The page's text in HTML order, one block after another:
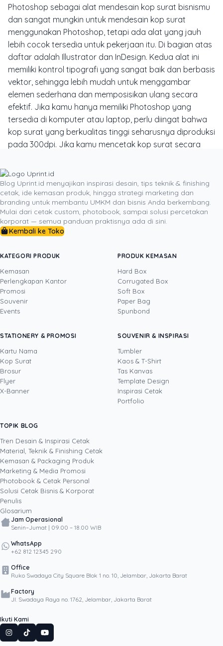
Photoshop sebagai alat mendesain kop surat bisnismu
dan sangat mungkin untuk mendesain kop surat
menggunakan Photoshop, tetapi ada alat yang jauh
lebih cocok tersedia untuk pekerjaan itu. Di bagian atas
daftar adalah Illustrator dan InDesign. Kedua alat ini
memiliki kontrol tipografi yang sangat baik dan berbasis
vektor, sehingga lebih mudah untuk menggambar
elemen sederhana dan memposisikan ulang secara
efektif. Jika kamu hanya memiliki Photoshop yang
tersedia di komputer atau laptop, perlu diingat bahwa
kop surat yang berkualitas tinggi seharusnya diproduksi
pada 300dpi. Jika kamu mencetak kop surat secara
mengkonsultasikan dengan pemasok kebutuhan cetak
kantormu. Namun jika kamu memilih Uprint.id sebagai
rekananmu, kami jamin semua urusan kop suratmu
akan berakhir dengan indah. Kop surat yang indah
dapat membuat perbedaan bagi kesuksesan branding
bisnismu. Maka camkan baik-baik 9 tips mendesain kop
salam sukses!
DITULIS OLEH
· Cofounder
Uprint.id, pakar dengan pengalaman lebih dari
20 tahun yang menguasai tiga disiplin
sekaligus: produksi percetakan dan kemasan
(offset, digital printing, quality control), digital
marketing, serta pemrograman dan AI. Ia
memahami bisnis cetak langsung dari lantai
produksi sampai baris kode, dari menghitung
sampai kemasan produk, selalu dengan
kacamata data dan dampak bisnis nyata.
Lihat profil →
Popular
Blog Uprint.id menyajikan inspirasi desain, tips teknik & finishing
cetak, ide kemasan produk, hingga strategi marketing dan
branding untuk membantu UMKM dan bisnis Anda berkembang.
Mulai dari cetak custom, photobook, sampai solusi percetakan
korporat — semua panduan praktisnya ada di sini.
Kembali ke Toko
KATEGORI PRODUK
Kemasan
Perlengkapan Kantor
Promosi
Souvenir
Events
PRODUK KEMASAN
Hard Box
Corrugated Box
Soft Box
Paper Bag
Spunbond
STATIONERY & PROMOSI
Kartu Nama
Kop Surat
Brosur
Flyer
X-Banner
SOUVENIR & INSPIRASI
Tumbler
Kaos & T-Shirt
Tas Kanvas
Template Design
Inspirasi Cetak
Portfolio
TOPIK BLOG
Tren Desain & Inspirasi Cetak
Material, Teknik & Finishing Cetak
Kemasan & Packaging Produk
Marketing & Media Promosi
Photobook & Cetak Personal
Solusi Cetak Bisnis & Korporat
Penulis
Glosarium
Jam Operasional
Senin–Jumat | 09.00 – 18.00 WIB
WhatsApp
+62 812 12345 290
Office
Ruko Swadaya City Square Blok 1 no. 10, Jelambar, Jakarta Barat
Factory
Jl. Swadaya Raya no. 1762, Jelambar, Jakarta Barat
Ikuti Kami